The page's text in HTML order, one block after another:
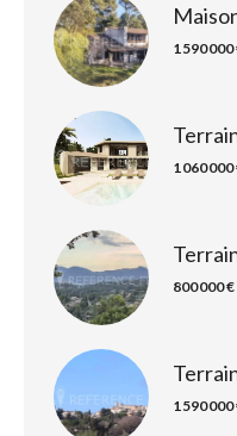
1 590 000
1 060 000
800 000 €
1 590 000